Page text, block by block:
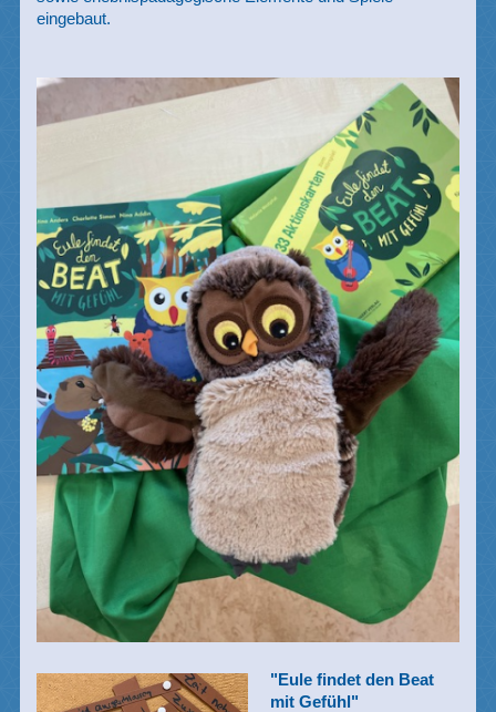
eingebaut.
"Eule findet den Beat
mit Gefühl"